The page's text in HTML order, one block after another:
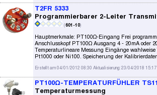
T2FR 5333
Programmierbarer 2-Leiter
(601-10)
Hauptmerkmale: PT100Ω-Eingang Frei
Anschlusskopf PT100Ω Ausgang 4 - 20mA oder
Temperaturlineare Messung Eingänge wahlweise
Pt1000 oder Ni100. Speicherung der
Erstellt am 04/01/2012 08:30 Aktualisierung: 23/04/2018 15:17
PT100Ω-TEMPERATURFÜHLER TS11
Temperaturmessung